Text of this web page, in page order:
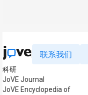
联系我们
科研
JoVE Journal
JoVE Encyclopedia of